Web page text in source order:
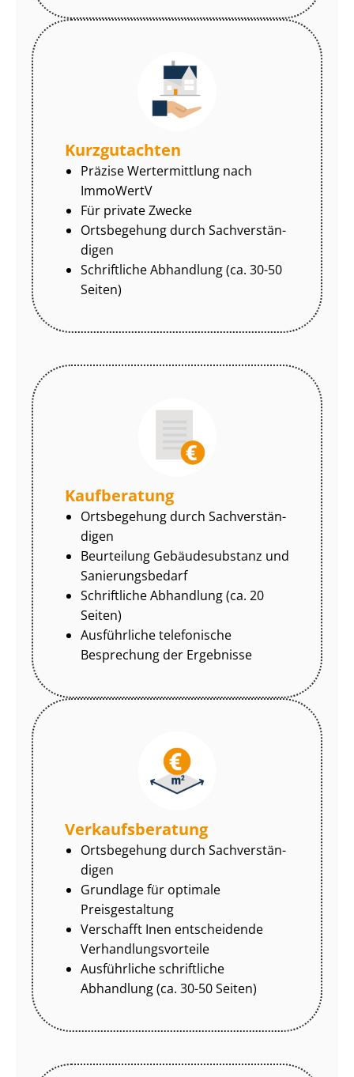
Kurzgutachten
Präzise Wertermittlung nach
ImmoWertV
Für private Zwecke
Ortsbegehung durch Sach­ver­stän­
di­gen
Schriftliche Abhandlung (ca. 30-50
Seiten)
Kaufberatung
Ortsbegehung durch Sach­ver­stän­
di­gen
Beurteilung Gebäudesubstanz und
Sa­nie­rungs­be­darf
Schriftliche Abhandlung (ca. 20
Seiten)
Ausführliche telefonische
Besprechung der Ergebnisse
Ver­kaufs­be­ra­tung
Ortsbegehung durch Sach­ver­stän­
di­gen
Grundlage für optimale
Preisgestaltung
Verschafft Inen entscheidende
Ver­hand­lungs­vor­tei­le
Ausführliche schriftliche
Abhandlung (ca. 30-50 Seiten)